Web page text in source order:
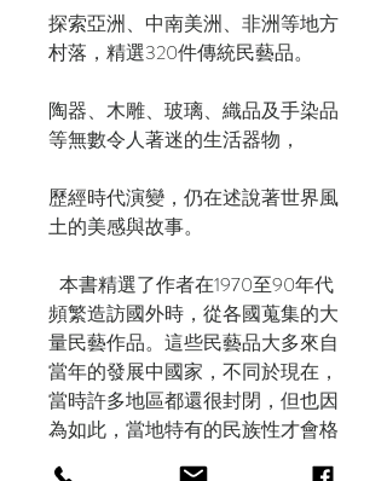
探索亞洲、中南美洲、非洲等地方
村落，精選320件傳統民藝品。
陶器、木雕、玻璃、織品及手染品
等無數令人著迷的生活器物，
歷經時代演變，仍在述說著世界風
土的美感與故事。
本書精選了作者在1970至90年代
頻繁造訪國外時，從各國蒐集的大
量民藝作品。這些民藝品大多來自
當年的發展中國家，不同於現在，
當時許多地區都還很封閉，但也因
為如此，當地特有的民族性才會格
外強烈，讓許多幾百年來不曾改變